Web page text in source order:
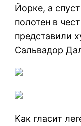
Йорке, а
полотен в
представили
Сальвадор
Как гласит